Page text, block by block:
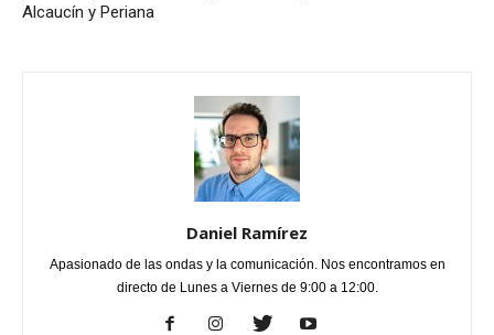
Alcaucín y Periana
Daniel Ramírez
Apasionado de las ondas y la comunicación. Nos encontramos en
directo de Lunes a Viernes de 9:00 a 12:00.